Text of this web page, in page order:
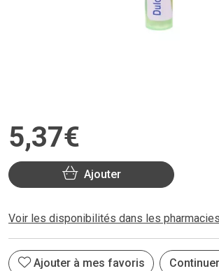
5,37€
Ajouter
Voir les disponibilités dans les pharmacies
Ajouter à mes favoris